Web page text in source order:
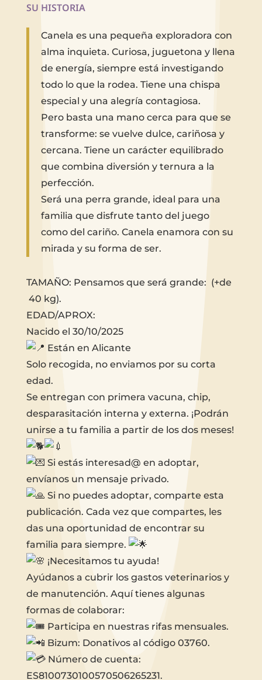
SU HISTORIA
Canela es una pequeña exploradora con
alma inquieta. Curiosa, juguetona y llena
de energía, siempre está investigando
todo lo que la rodea. Tiene una chispa
especial y una alegría contagiosa.
Pero basta una mano cerca para que se
transforme: se vuelve dulce, cariñosa y
cercana. Tiene un carácter equilibrado
que combina diversión y ternura a la
perfección.
Será una perra grande, ideal para una
familia que disfrute tanto del juego
como del cariño. Canela enamora con su
mirada y su forma de ser.
TAMAÑO: Pensamos que será grande: (+de
40 kg).
EDAD/APROX:
Nacido el 30/10/2025
Están en Alicante
Solo recogida, no enviamos por su corta
edad.
Se entregan con primera vacuna, chip,
desparasitación interna y externa. ¡Podrán
unirse a tu familia a partir de los dos meses!
Si estás interesad@ en adoptar,
envíanos un mensaje privado.
Si no puedes adoptar, comparte esta
publicación. Cada vez que compartes, les
das una oportunidad de encontrar su
familia para siempre.
¡Necesitamos tu ayuda!
Ayúdanos a cubrir los gastos veterinarios y
de manutención. Aquí tienes algunas
formas de colaborar:
Participa en nuestras rifas mensuales.
Bizum: Donativos al código 03760.
Número de cuenta:
ES8100730100570506265231.